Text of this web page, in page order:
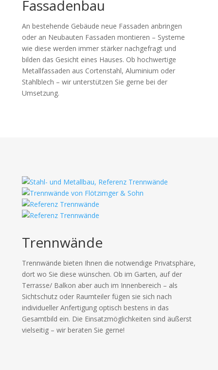
Fassadenbau
An bestehende Gebäude neue Fassaden anbringen
oder an Neubauten Fassaden montieren – Systeme
wie diese werden immer stärker nachgefragt und
bilden das Gesicht eines Hauses. Ob hochwertige
Metallfassaden aus Cortenstahl, Aluminium oder
Stahlblech – wir unterstützen Sie gerne bei der
Umsetzung.
Trennwände
Trennwände bieten Ihnen die notwendige Privatsphäre,
dort wo Sie diese wünschen. Ob im Garten, auf der
Terrasse/ Balkon aber auch im Innenbereich – als
Sichtschutz oder Raumteiler fügen sie sich nach
individueller Anfertigung optisch bestens in das
Gesamtbild ein. Die Einsatzmöglichkeiten sind äußerst
vielseitig – wir beraten Sie gerne!